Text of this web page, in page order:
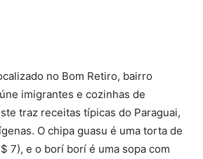
no Bom Retiro, bairro
imigrantes e cozinhas de
traz receitas típicas do Paraguai,
O chipa guasu é uma torta de
7), e o borí borí é uma sopa com